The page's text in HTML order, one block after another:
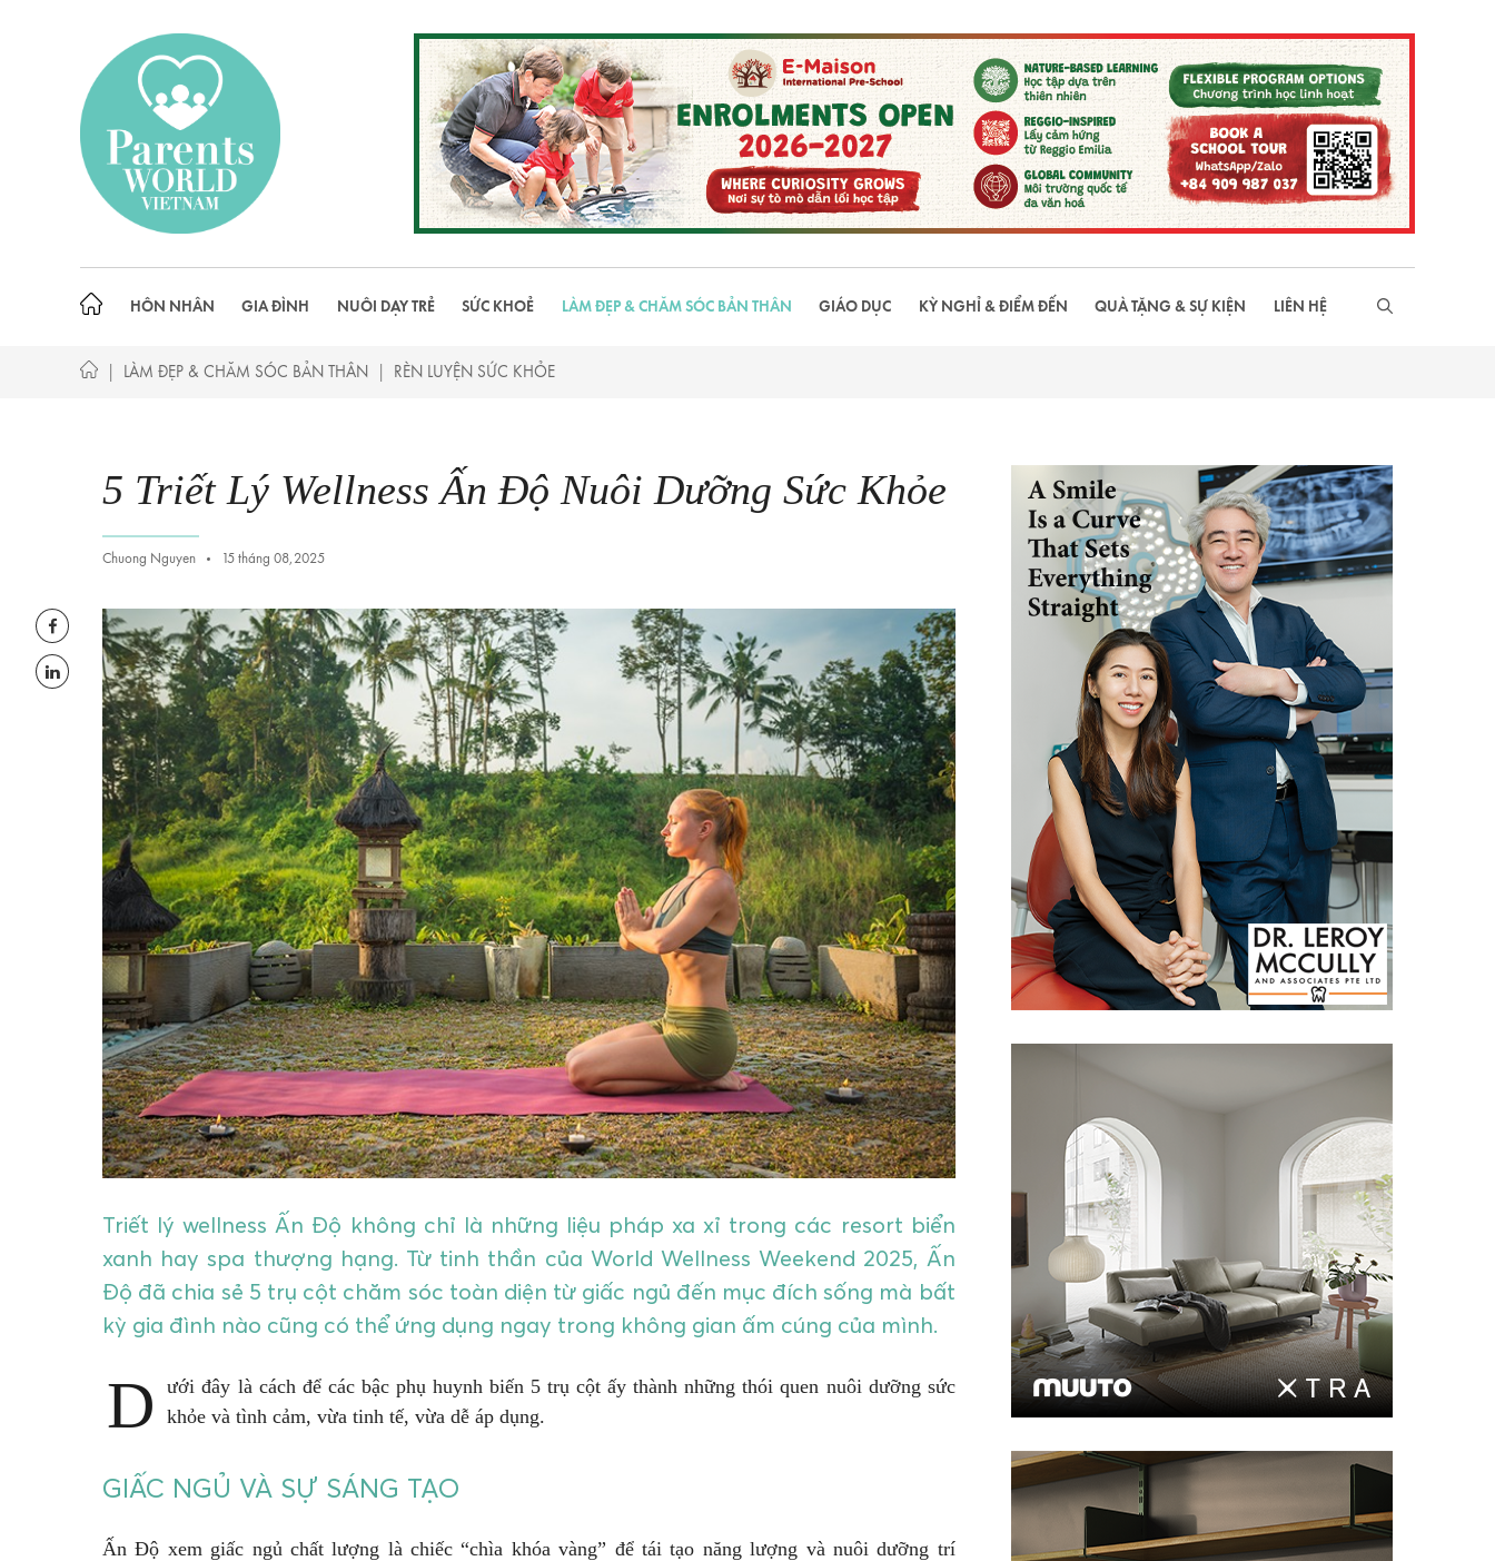
HÔN NHÂN GIA ĐÌNH NUÔI DẠY TRẺ SỨC KHOẺ LÀM ĐẸP & CHĂM SÓC BẢN THÂN GIÁO DỤC KỲ NGHỈ & ĐIỂM ĐẾN QUÀ TẶNG & SỰ KIỆN LIÊN HỆ
| LÀM ĐẸP & CHĂM SÓC BẢN THÂN | RÈN LUYỆN SỨC KHỎE
5 Triết Lý Wellness Ấn Độ Nuôi Dưỡng Sức Khỏe
Chuong Nguyen 15 tháng 08,2025
Triết lý wellness Ấn Độ không chỉ là những liệu pháp xa xỉ trong các resort biển
xanh hay spa thượng hạng. Từ tinh thần của World Wellness Weekend 2025, Ấn
Độ đã chia sẻ 5 trụ cột chăm sóc toàn diện từ giấc ngủ đến mục đích sống mà bất
kỳ gia đình nào cũng có thể ứng dụng ngay trong không gian ấm cúng của mình.
D
ưới đây là cách để các bậc phụ huynh biến 5 trụ cột ấy thành những thói quen nuôi dưỡng sức
khỏe và tình cảm, vừa tinh tế, vừa dễ áp dụng.
GIẤC NGỦ VÀ SỰ SÁNG TẠO
Ấn Độ xem giấc ngủ chất lượng là chiếc “chìa khóa vàng” để tái tạo năng lượng và nuôi dưỡng trí